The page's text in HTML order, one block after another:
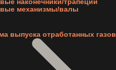
механизмы/валы
выпуска отработанных газов